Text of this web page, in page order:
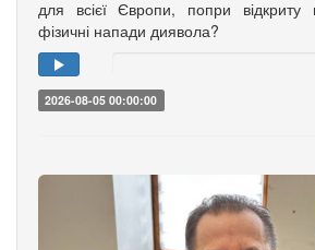
для всієї Європи, попри відкриту
фізичні напади диявола?
2026-08-05 00:00:00